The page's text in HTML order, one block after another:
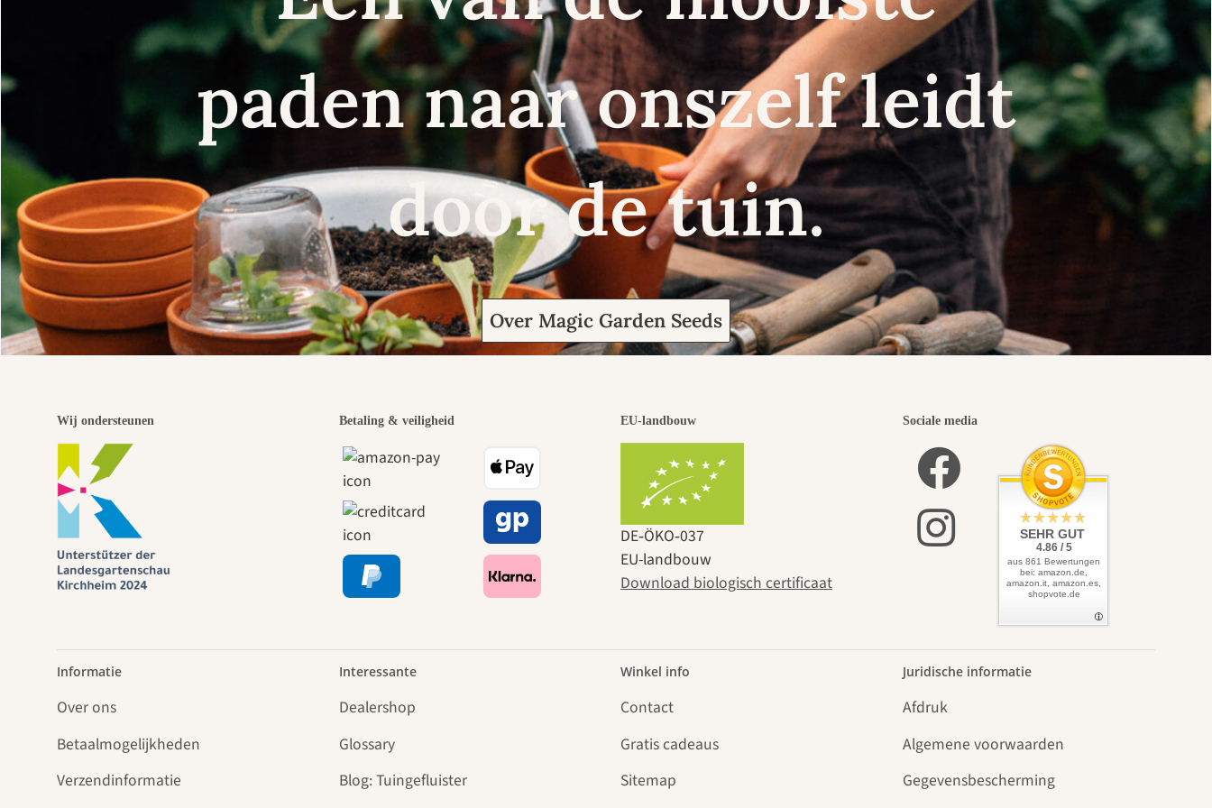
paden naar onszelf leidt
door de tuin.
Over Magic Garden Seeds
Wij ondersteunen Betaling & veiligheid EU-landbouw
DE‑ÖKO‑037
EU-landbouw
Download biologisch certificaat
Sociale media
SEHR GUT
4.86 / 5
aus 861 Bewertungen
bei: amazon.de,
amazon.it, amazon.es,
shopvote.de
Informatie
Over ons
Betaalmogelijkheden
Verzendinformatie
Interessante
Dealershop
Glossary
Blog: Tuingefluister
Winkel info
Contact
Gratis cadeaus
Sitemap
Juridische informatie
Afdruk
Algemene voorwaarden
Gegevensbescherming